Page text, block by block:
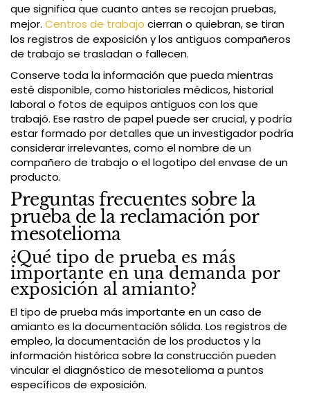
que significa que cuanto antes se recojan pruebas,
mejor. Centros de trabajo cierran o quiebran, se tiran
los registros de exposición y los antiguos compañeros
de trabajo se trasladan o fallecen.
Conserve toda la información que pueda mientras
esté disponible, como historiales médicos, historial
laboral o fotos de equipos antiguos con los que
trabajó. Ese rastro de papel puede ser crucial, y podría
estar formado por detalles que un investigador podría
considerar irrelevantes, como el nombre de un
compañero de trabajo o el logotipo del envase de un
producto.
Preguntas frecuentes sobre la
prueba de la reclamación por
mesotelioma
¿Qué tipo de prueba es más
importante en una demanda por
exposición al amianto?
El tipo de prueba más importante en un caso de
amianto es la documentación sólida. Los registros de
empleo, la documentación de los productos y la
información histórica sobre la construcción pueden
vincular el diagnóstico de mesotelioma a puntos
específicos de exposición.